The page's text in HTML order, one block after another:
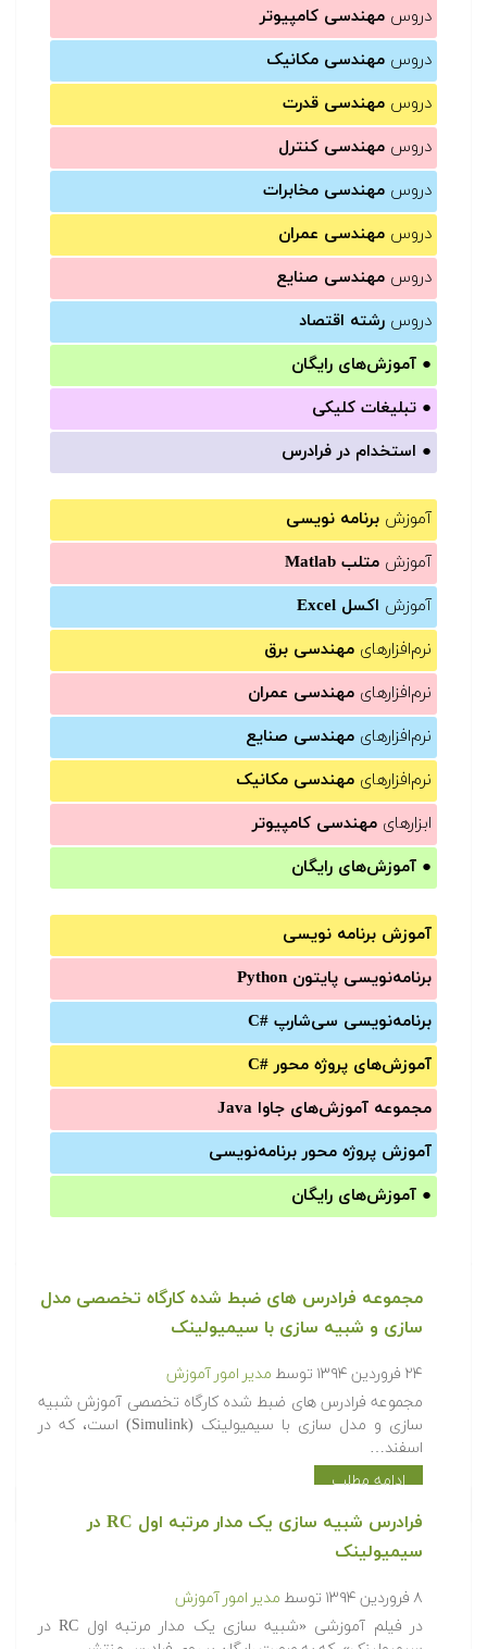
دروس مهندسی کامپیوتر
دروس مهندسی مکانیک
دروس مهندسی قدرت
دروس مهندسی کنترل
دروس مهندسی مخابرات
دروس مهندسی عمران
دروس مهندسی صنایع
دروس رشته اقتصاد
● آموزش‌های رایگان
● تبلیغات کلیکی
● استخدام در فرادرس
آموزش برنامه نویسی
آموزش متلب Matlab
آموزش اکسل Excel
نرم‌افزارهای مهندسی برق
نرم‌افزارهای مهندسی عمران
نرم‌افزارهای مهندسی صنایع
نرم‌افزارهای مهندسی مکانیک
ابزارهای مهندسی کامپیوتر
● آموزش‌های رایگان
آموزش برنامه نویسی
برنامه‌نویسی پایتون Python
برنامه‌‌نویسی سی‌شارپ C#‎
آموزش‌های پروژه محور #C
مجموعه آموزش‌های جاوا Java
آموزش‌ پروژه محور برنامه‌نویسی
● آموزش‌های رایگان
مجموعه فرادرس های ضبط شده کارگاه تخصصی مدل
سازی و شبیه سازی با سیمیولینک
۲۴ فروردین ۱۳۹۴ توسط مدیر امور آموزش
مجموعه فرادرس های ضبط شده کارگاه تخصصی آموزش شبیه
سازی و مدل سازی با سیمیولینک (Simulink) است، که در
اسفند…
ادامه مطلب
فرادرس شبیه سازی یک مدار مرتبه اول RC در
سیمیولینک
۸ فروردین ۱۳۹۴ توسط مدیر امور آموزش
در فیلم آموزشی «شبیه سازی یک مدار مرتبه اول RC در